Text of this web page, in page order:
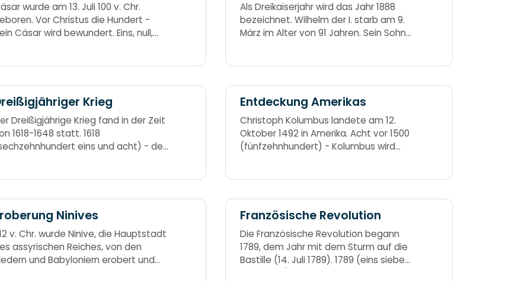
wurde am 13. Juli 100 v. Chr.
Vor Christus die Hundert -
Cäsar wird bewundert. Eins, null,
Als Dreikaiserjahr wird das Jahr 1888
bezeichnet. Wilhelm der I. starb am 9.
März im Alter von 91 Jahren. Sein Sohn
acht, acht, acht – drei Kaiser waren an
der Macht Wilhelm I. war der greise
Krieg
Dreißigjährige Krieg fand in der Zeit
1618-1648 statt. 1618
eins und acht) - der
Entdeckung Amerikas
Christoph Kolumbus landete am 12.
Oktober 1492 in Amerika. Acht vor 1500
(fünfzehnhundert) - Kolumbus wird
Ninives
v. Chr. wurde Ninive, die Hauptstadt
assyrischen Reiches, von den
und Babyloniern erobert und
Französische Revolution
Die Französische Revolution begann
1789, dem Jahr mit dem Sturm auf die
Bastille (14. Juli 1789). 1789 (eins sieben